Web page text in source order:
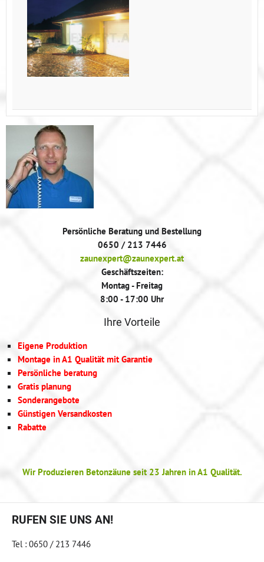
Persönliche Beratung und Bestellung
0650 / 213 7446
zaunexpert@zaunexpert.at
Geschäftszeiten:
Montag - Freitag
8:00 - 17:00 Uhr
Ihre Vorteile
Eigene Produktion
Montage in A1 Qualität mit Garantie
Persönliche beratung
Gratis planung
Sonderangebote
Günstigen Versandkosten
Rabatte
Wir Produzieren Betonzäune seit 23 Jahren in A1 Qualität.
RUFEN SIE UNS AN!
Tel : 0650 / 213 7446